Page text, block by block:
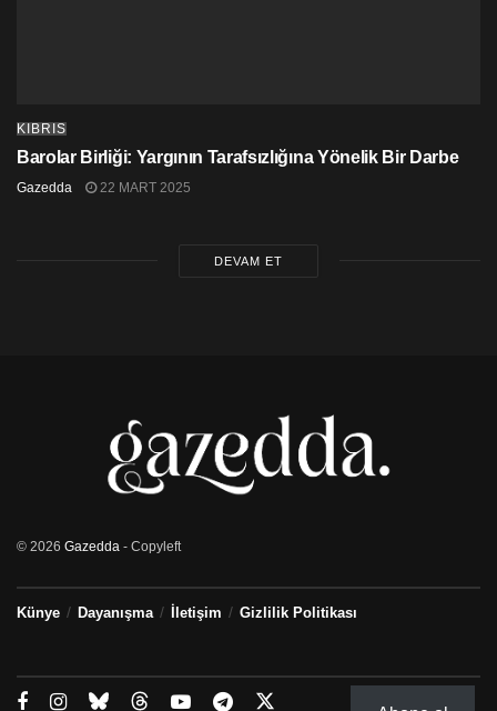
KIBRIS
Barolar Birliği: Yargının Tarafsızlığına Yönelik Bir Darbe
Gazedda 22 MART 2025
DEVAM ET
© 2026 Gazedda - Copyleft
Künye Dayanışma İletişim Gizlilik Politikası